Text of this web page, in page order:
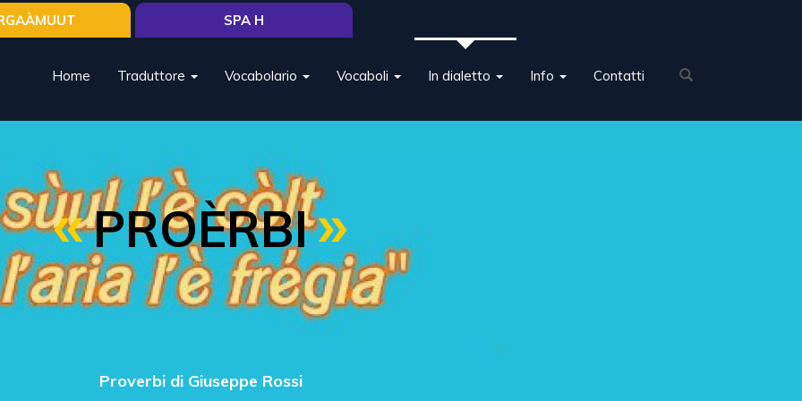
Home Traduttore Vocabolario Vocaboli In dialetto Info Contatti
SPA H
PROÈRBI
Proverbi di Giuseppe Rossi